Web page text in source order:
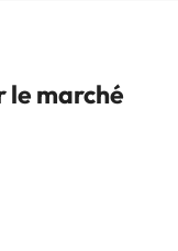
le marché